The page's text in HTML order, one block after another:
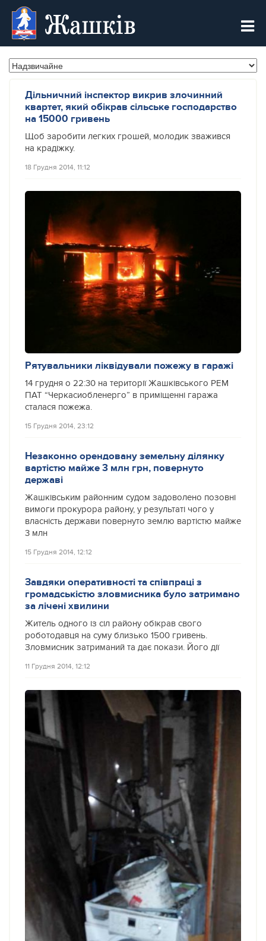
Жашків
Дільничний інспектор викрив злочинний
квартет, який обікрав сільське господарство
на 15000 гривень
Щоб заробити легких грошей, молодик зважився
на крадіжку.
18 Грудня 2014, 11:12
Рятувальники ліквідували пожежу в гаражі
14 грудня о 22:30 на території Жашківського РЕМ
ПАТ “Черкасиобленерго” в приміщенні гаража
сталася пожежа.
15 Грудня 2014, 23:12
Незаконно орендовану земельну ділянку
вартістю майже 3 млн грн, повернуто
державі
Жашківським районним судом задоволено позовні
вимоги прокурора району, у результаті чого у
власність держави повернуто землю вартістю майже
3 млн
15 Грудня 2014, 12:12
Завдяки оперативності та співпраці з
громадськістю зловмисника було затримано
за лічені хвилини
Житель одного із сіл району обікрав свого
роботодавця на суму близько 1500 гривень.
Зловмисник затриманий та дає покази. Його дії
11 Грудня 2014, 12:12